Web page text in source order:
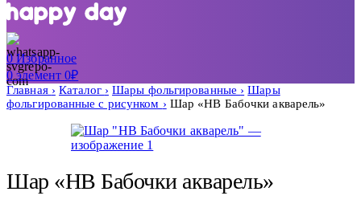
0Избранное
0элемент 0₽
Главная Каталог Шары фольгированные
Шары
фольгированные с рисунком
Шар «HB Бабочки акварель»
Шар «HB Бабочки акварель»